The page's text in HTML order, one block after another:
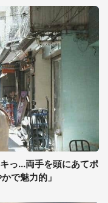
っ...両手を頭にあてポ
で魅力的」